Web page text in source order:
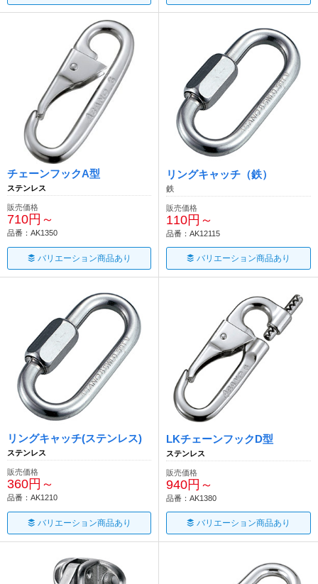
チェーンフックA型
ステンレス
販売価格
710円～
品番：AK1350
バリエーション商品あり
リングキャッチ（鉄）
鉄
販売価格
110円～
品番：AK12115
バリエーション商品あり
リングキャッチ(ステンレス)
ステンレス
販売価格
360円～
品番：AK1210
バリエーション商品あり
LKチェーンフックD型
ステンレス
販売価格
940円～
品番：AK1380
バリエーション商品あり